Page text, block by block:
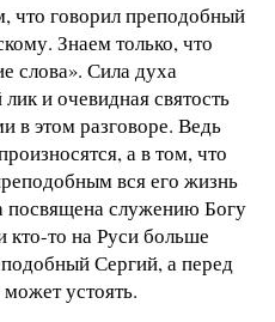
что говорил преподобный
Знаем только, что
слова». Сила духа
и очевидная святость
в этом разговоре. Ведь
а в том, что
вся его жизнь
посвящена служению Богу
кто-то на Руси больше
Сергий, а перед
устоять.